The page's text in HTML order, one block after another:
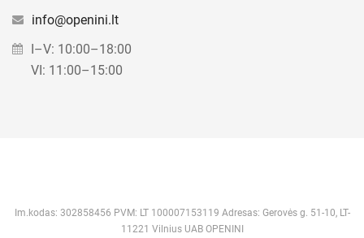
info@openini.lt
I–V: 10:00–18:00
VI: 11:00–15:00
Im.kodas: 302858456 PVM: LT 100007153119 Adresas: Gerovės g. 51-10, LT-
11221 Vilnius UAB OPENINI